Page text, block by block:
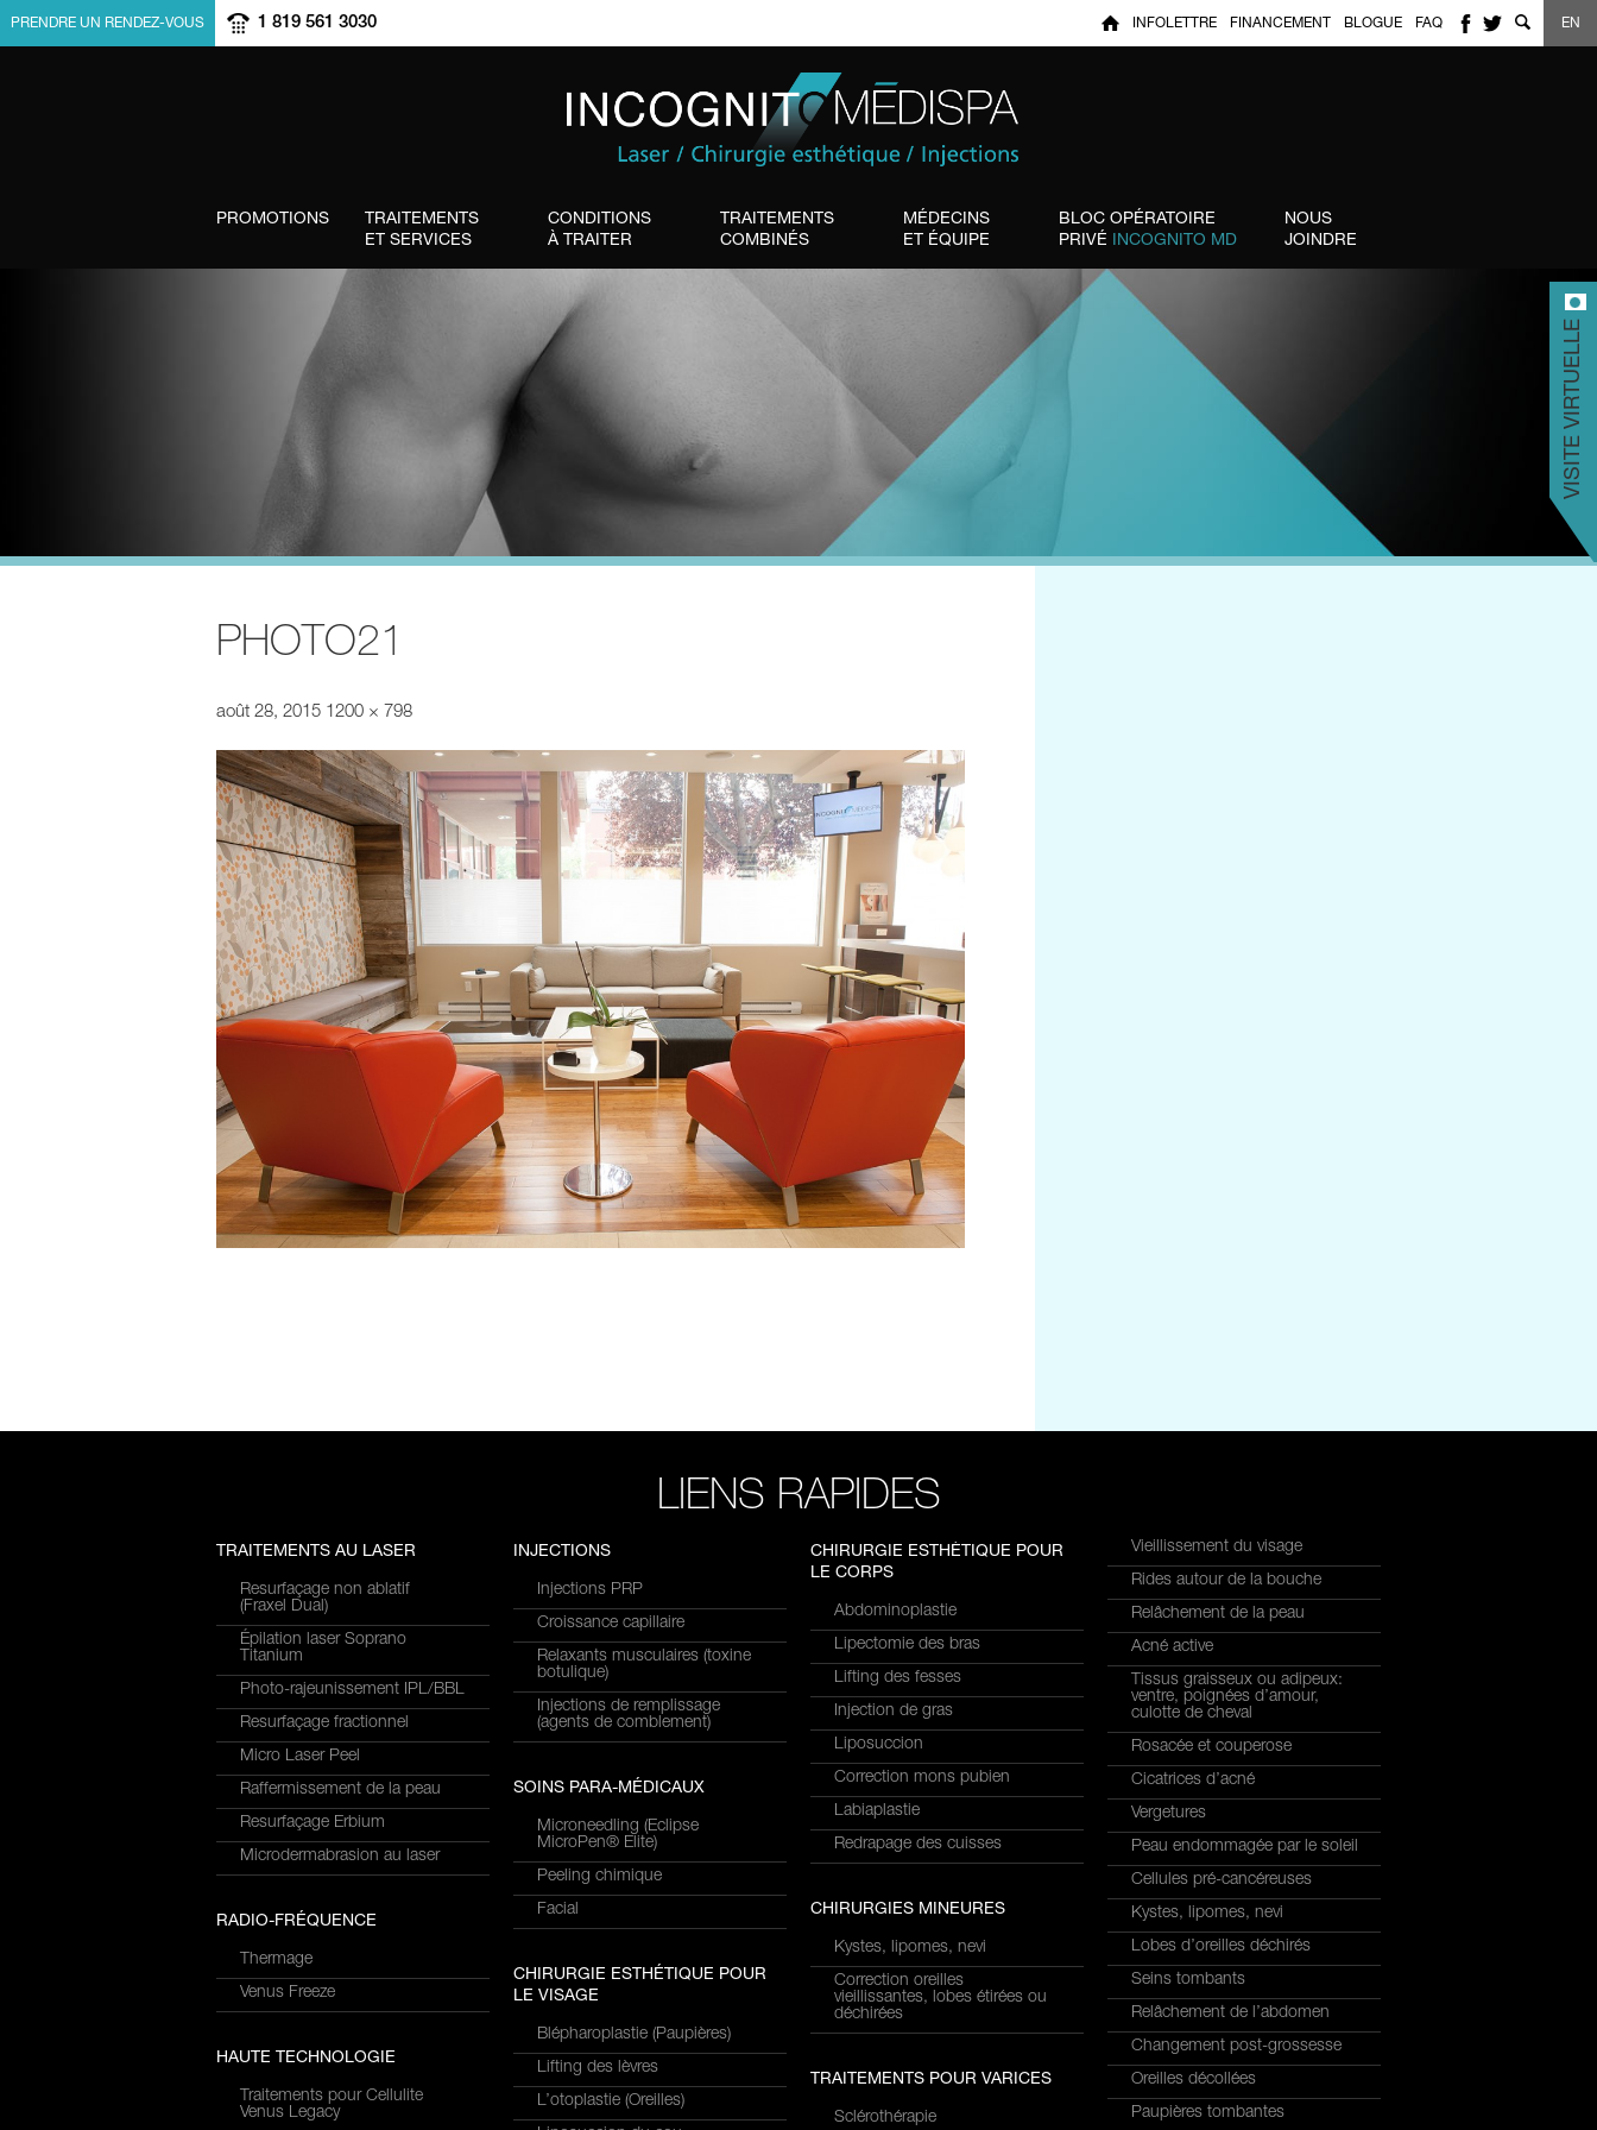
PROMOTIONS
TRAITEMENTS
ET SERVICES
CONDITIONS
À TRAITER
TRAITEMENTS
COMBINÉS
MÉDECINS
ET ÉQUIPE
BLOC OPÉRATOIRE
PRIVÉ INCOGNITO MD
NOUS
JOINDRE
INFOLETTRE FINANCEMENT BLOGUE FAQ
PRENDRE UN RENDEZ-VOUS 1 819 561 3030 EN
PHOTO21
août 28, 2015 1200 × 798
LIENS RAPIDES
TRAITEMENTS AU LASER
Resurfaçage non ablatif
(Fraxel Dual)
Épilation laser Soprano
Titanium
Photo-rajeunissement IPL/BBL
Resurfaçage fractionnel
Micro Laser Peel
Raffermissement de la peau
Resurfaçage Erbium
Microdermabrasion au laser
RADIO-FRÉQUENCE
Thermage
Venus Freeze
HAUTE TECHNOLOGIE
Traitements pour Cellulite
Venus Legacy
INJECTIONS
Injections PRP
Croissance capillaire
Relaxants musculaires (toxine
botulique)
Injections de remplissage
(agents de comblement)
SOINS PARA-MÉDICAUX
Microneedling (Eclipse
MicroPen® Elite)
Peeling chimique
Facial
CHIRURGIE ESTHÉTIQUE POUR
LE VISAGE
Blépharoplastie (Paupières)
Lifting des lèvres
L’otoplastie (Oreilles)
CHIRURGIE ESTHÉTIQUE POUR
LE CORPS
Abdominoplastie
Lipectomie des bras
Lifting des fesses
Injection de gras
Liposuccion
Correction mons pubien
Labiaplastie
Redrapage des cuisses
CHIRURGIES MINEURES
Kystes, lipomes, nevi
Correction oreilles
vieillissantes, lobes étirées ou
déchirées
TRAITEMENTS POUR VARICES
Sclérothérapie
Vieillissement du visage
Rides autour de la bouche
Relâchement de la peau
Acné active
Tissus graisseux ou adipeux:
ventre, poignées d’amour,
culotte de cheval
Rosacée et couperose
Cicatrices d’acné
Vergetures
Peau endommagée par le soleil
Cellules pré-cancéreuses
Kystes, lipomes, nevi
Lobes d’oreilles déchirés
Seins tombants
Relâchement de l’abdomen
Changement post-grossesse
Oreilles décollées
Paupières tombantes
VISITE VIRTUELLE